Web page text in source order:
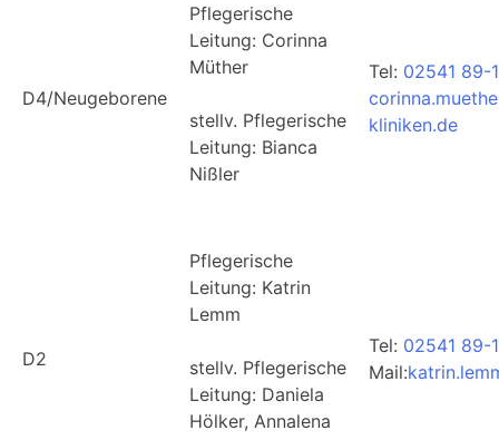
D4/Neugeborene
Pflegerische
Leitung: Corinna
Müther
stellv. Pflegerische
Leitung: Bianca
Nißler
Tel: 02541 89-
kliniken.de
D2
Pflegerische
Leitung: Katrin
Lemm
stellv. Pflegerische
Leitung: Daniela
Hölker, Annalena
Tel: 02541 89-
Mail: